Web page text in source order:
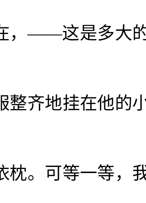
——这是多大的
整齐地挂在他的
枕。可等一等，